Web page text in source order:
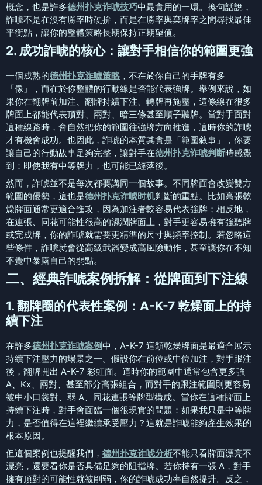
概念，也是許多德州扑克诈唬技巧中最實用的一環。換句話說，
詐唬不是在沒有勝率時硬拚，而是在勝率與棄牌率之間尋找最佳
平衡點，讓你的整體策略長期保持正期望值。
2. 成功詐唬的核心：讓對手相信你的範圍更強
一個成熟的德州扑克诈唬策略 ，不在於你自己的手牌有多
「像」，而在於你整體的行動線是否能代表強牌。舉例來說，如
果你在翻牌前加注、翻牌持續下注、轉牌再施壓，這條線在很多
牌面上都能代表頂對、兩對、暗三條甚至順子聽牌。當對手面對
這種線路時，會自然把你的範圍往強牌方向推進，這時你的詐唬
才有機會成功。也因此，詐唬的本質其實是「範圍敘事」，你要
讓自己的行動故事足夠完整，讓對手在德州扑克诈唬判断時感覺
到：即使我有中等牌力，也可能已經落後。
然而，詐唬並不是每次都要講同一個故事。不同牌面會改變雙方
範圍的優勢，這也是德州扑克诈唬时机判斷的重點。比如高張乾
燥牌面通常更適合進攻，因為加注者較容易代表強牌；相反地，
在連張、同花可能性很高的濕潤牌面上，對手更容易擁有強聽牌
或完成牌，你的詐唬就需要更精準的尺寸與頻率控制。若忽略這
些條件，詐唬就會從高級武器變成高風險動作，甚至讓你在不知
不覺中暴露自己的弱點。
二、經典詐唬案例拆解：從牌面到下注線
1. 翻牌圈的代表性案例：A-K-7 乾燥面上的持
續下注
在許多德州扑克诈唬案例中，A-K-7 這類乾燥牌面是最適合展示
持續下注壓力的場景之一。假設你在前位或中位加注，對手跟注
後，翻牌開出 A-K-7 彩虹面。這時你的範圍中通常包含更多強
A、Kx、兩對、甚至部分高張組合，而對手的跟注範圍則更容易
被中小口袋對、弱 A、同花連張等牌型構成。當你在這種牌面上
持續下注時，對手會面臨一個很現實的問題：如果我只是中等牌
力，是否值得在這裡繼續承受壓力？這就是詐唬能夠產生效果的
根本原因。
但這個案例也提醒我們， 德州扑克诈唬分析不能只看牌面漂亮不
漂亮，還要看你是否具備足夠的阻擋牌。若你持有一張 A，對手
擁有頂對的可能性就被削弱，你的詐唬成功率自然提升。反之，